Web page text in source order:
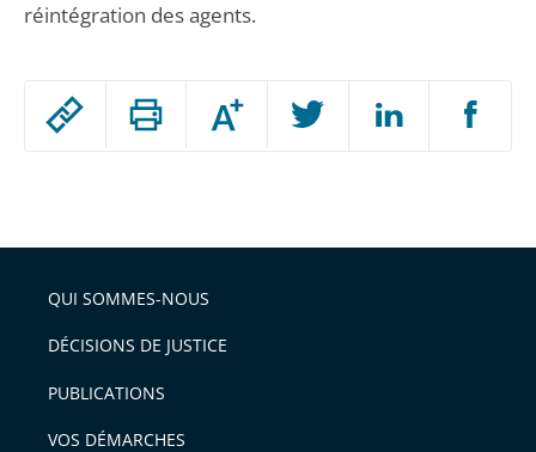
Passer
arriver
après
Augmenter
ou
l'article
pour
avant
réintégration des agents.
QUI SOMMES-NOUS
DÉCISIONS DE JUSTICE
PUBLICATIONS
VOS DÉMARCHES